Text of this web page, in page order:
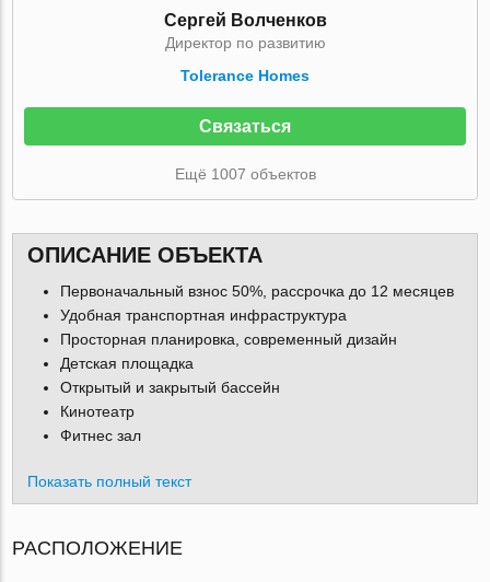
Сергей Волченков
Директор по развитию
Tolerance Homes
Связаться
Ещё 1007 объектов
ОПИСАНИЕ ОБЪЕКТА
Первоначальный взнос 50%, рассрочка до 12 месяцев
Удобная транспортная инфраструктура
Просторная планировка, современный дизайн
Детская площадка
Открытый и закрытый бассейн
Кинотеатр
Фитнес зал
Показать полный текст
РАСПОЛОЖЕНИЕ